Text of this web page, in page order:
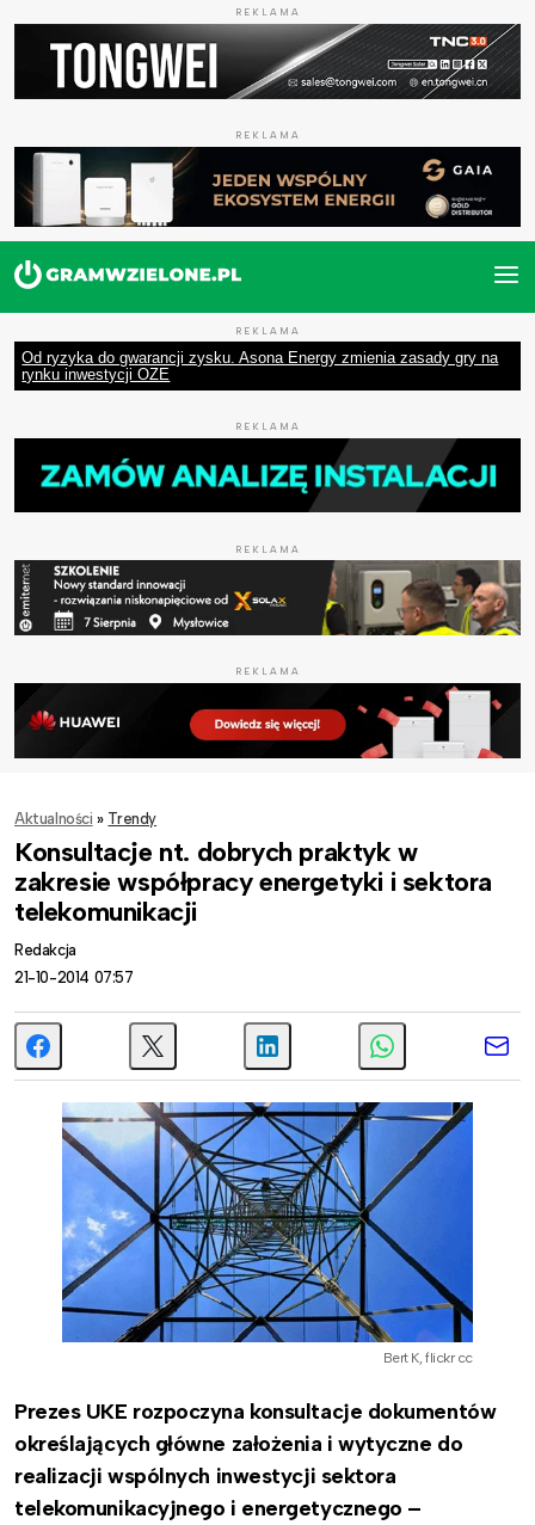
REKLAMA
REKLAMA
REKLAMA
Od ryzyka do gwarancji zysku. Asona Energy zmienia zasady gry na
rynku inwestycji OZE
REKLAMA
REKLAMA
REKLAMA
Aktualności » Trendy
Konsultacje nt. dobrych praktyk w
zakresie współpracy energetyki i sektora
telekomunikacji
Redakcja
21-10-2014 07:57
Bert K, flickr cc
Prezes UKE rozpoczyna konsultacje dokumentów
określających główne założenia i wytyczne do
realizacji wspólnych inwestycji sektora
telekomunikacyjnego i energetycznego –